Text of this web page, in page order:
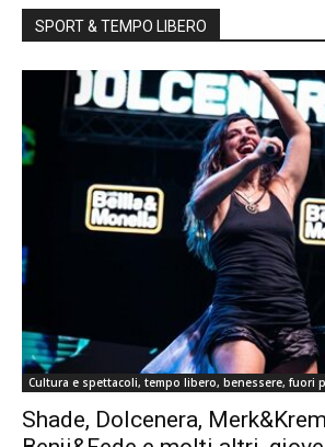
SPORT & TEMPO LIBERO
Cultura e spettacoli, tempo libero, benessere, fuori
Shade, Dolcenera,